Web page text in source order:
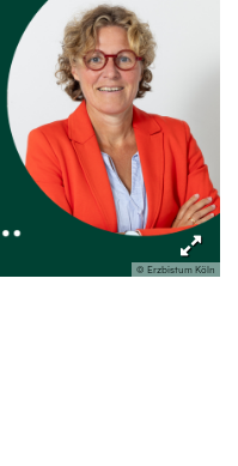
© Erzbistum Köln